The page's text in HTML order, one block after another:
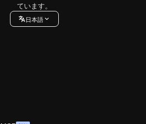
ています。
日本語